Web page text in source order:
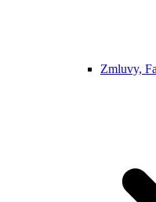
Zmluvy,